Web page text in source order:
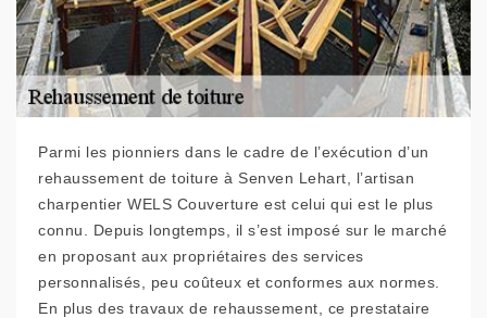
Parmi les pionniers dans le cadre de l’exécution d’un
rehaussement de toiture à Senven Lehart, l’artisan
charpentier WELS Couverture est celui qui est le plus
connu. Depuis longtemps, il s’est imposé sur le marché
en proposant aux propriétaires des services
personnalisés, peu coûteux et conformes aux normes.
En plus des travaux de rehaussement, ce prestataire